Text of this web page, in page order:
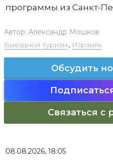
программы из Санкт-
Автор: Александр Мошков
Выездной туризм , Израиль
Обсудить
Связаться с
08.08.2026, 18:05